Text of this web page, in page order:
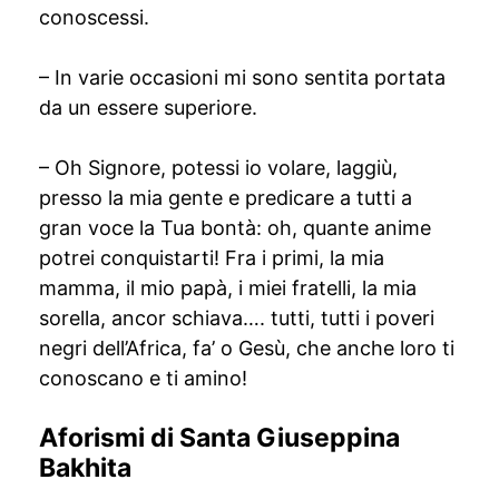
conoscessi.
– In varie occasioni mi sono sentita portata
da un essere superiore.
– Oh Signore, potessi io volare, laggiù,
presso la mia gente e predicare a tutti a
gran voce la Tua bontà: oh, quante anime
potrei conquistarti! Fra i primi, la mia
mamma, il mio papà, i miei fratelli, la mia
sorella, ancor schiava…. tutti, tutti i poveri
negri dell’Africa, fa’ o Gesù, che anche loro ti
conoscano e ti amino!
Aforismi di Santa Giuseppina
Bakhita